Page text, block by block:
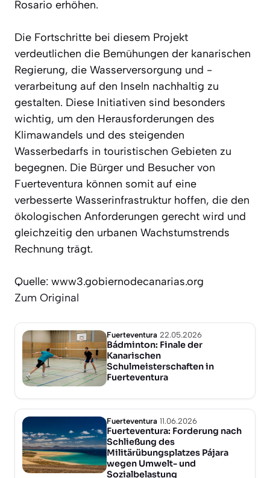
Rosario erhöhen.
Die Fortschritte bei diesem Projekt
verdeutlichen die Bemühungen der kanarischen
Regierung, die Wasserversorgung und -
verarbeitung auf den Inseln nachhaltig zu
gestalten. Diese Initiativen sind besonders
wichtig, um den Herausforderungen des
Klimawandels und des steigenden
Wasserbedarfs in touristischen Gebieten zu
begegnen. Die Bürger und Besucher von
Fuerteventura können somit auf eine
verbesserte Wasserinfrastruktur hoffen, die den
ökologischen Anforderungen gerecht wird und
gleichzeitig den urbanen Wachstumstrends
Rechnung trägt.
Quelle: www3.gobiernodecanarias.org
Zum Original
Fuerteventura 22.05.2026
Bádminton: Finale der
Kanarischen
Schulmeisterschaften in
Fuerteventura
Fuerteventura 11.06.2026
Fuerteventura: Forderung nach
Schließung des
Militärübungsplatzes Pájara
wegen Umwelt- und
Sozialbelastung